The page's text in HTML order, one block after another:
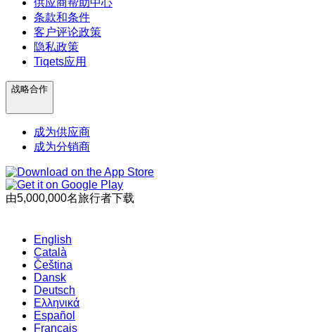
条款和条件
客户评论政策
隐私政策
Tiqets应用
战略合作
成为供应商
成为分销商
由5,000,000名旅行者下载
English
Català
Čeština
Dansk
Deutsch
Ελληνικά
Español
Français